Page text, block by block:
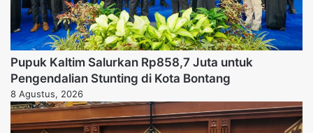
Pupuk Kaltim Salurkan Rp858,7 Juta untuk
Pengendalian Stunting di Kota Bontang
8 Agustus, 2026